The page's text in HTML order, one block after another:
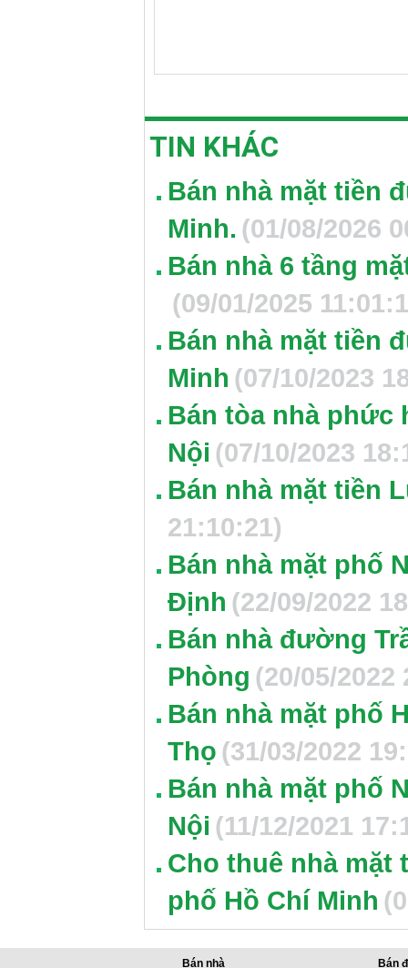
TIN KHÁC
Bán nhà mặt tiền
Minh. (01/08/2026
Bán nhà 6 tầng
(09/01/2025
Bán nhà mặt tiền
Minh (07/10/2023
Bán tòa nhà phức
Nội (07/10/2023
Bán nhà mặt tiền
21:10:21)
Bán nhà mặt phố
Định (22/09/2022
Bán nhà đường
Phòng (20/05/2022
Bán nhà mặt phố
Thọ (31/03/2022
Bán nhà mặt phố
Nội (11/12/2021
Cho thuê nhà mặt
phố Hồ Chí Minh
Bán nhà Bán